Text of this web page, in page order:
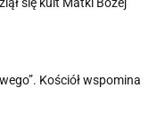
Kościół wspomina